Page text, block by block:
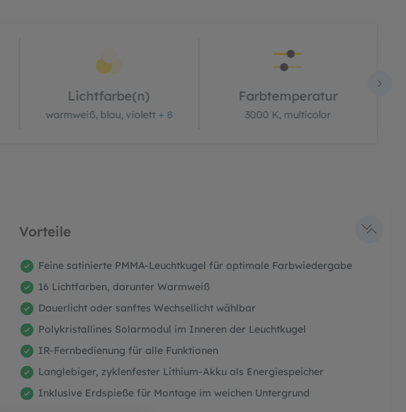
Lichtfarbe(n)
warmweiß, blau, violett + 8
Farbtemperatur
3000 K, multicolor
Vorteile
Feine satinierte PMMA-Leuchtkugel für optimale Farbwiedergabe
16 Lichtfarben, darunter Warmweiß
Dauerlicht oder sanftes Wechsellicht wählbar
Polykristallines Solarmodul im Inneren der Leuchtkugel
IR-Fernbedienung für alle Funktionen
Langlebiger, zyklenfester Lithium-Akku als Energiespeicher
Inklusive Erdspieße für Montage im weichen Untergrund